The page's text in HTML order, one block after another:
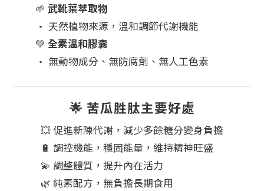
🌱 武靴葉萃取物
• 天然植物來源，溫和調節代謝機能
💚 全素溫和膠囊
• 無動物成分、無防腐劑、無人工色素
🌟 苦瓜胜肽主要好處
💥 促進新陳代謝，減少多餘糖分變身負擔
🔋 調控機能，穩固能量，維持精神旺盛
💫 調整體質，提升內在活力
🌿 純素配方，無負擔長期食用